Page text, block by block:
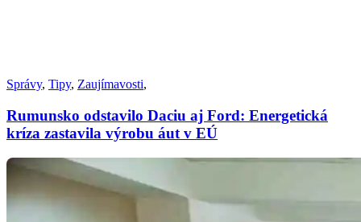
Správy, Tipy, Zaujímavosti,
Rumunsko odstavilo Daciu aj Ford: Energetická
kríza zastavila výrobu áut v EÚ